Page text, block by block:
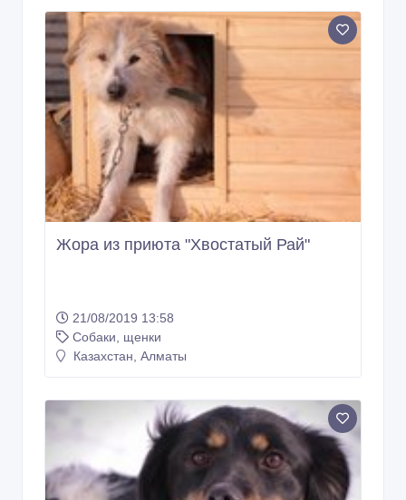
Жора из приюта "Хвостатый Рай"
21/08/2019 13:58
Собаки, щенки
Казахстан, Алматы